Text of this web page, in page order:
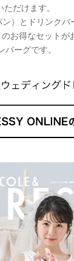
だけます。
）とドリンクバ
お得なセットが
ーグです。